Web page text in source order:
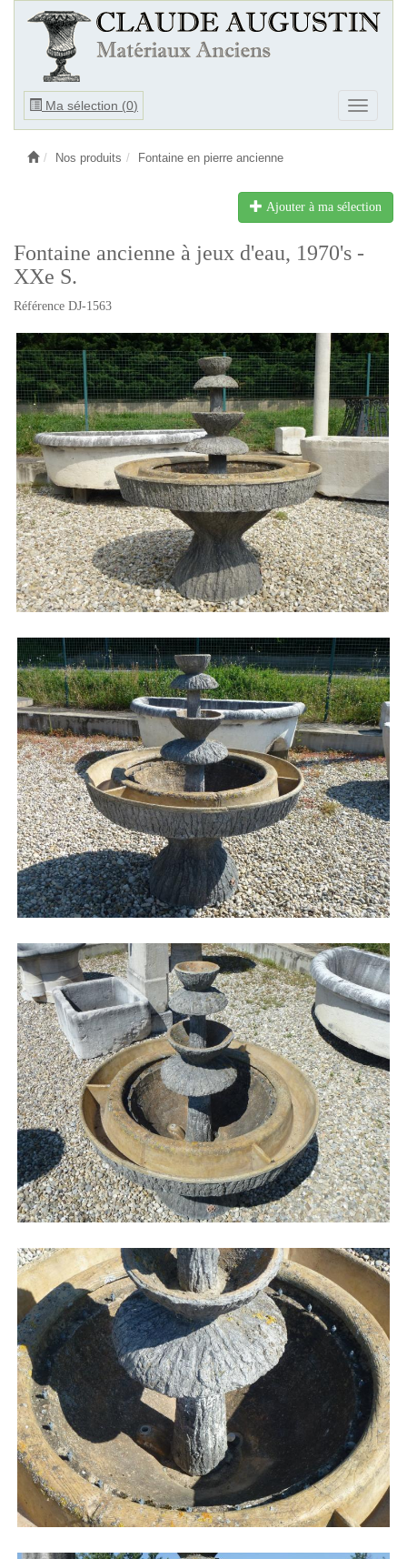
Ma sélection (0)
Ouvrir
Ouvrir
le
Nos produits Fontaine en pierre ancienne
Ajouter à ma sélection
Fontaine ancienne à jeux d'eau, 1970's -
XXe S.
Référence DJ-1563